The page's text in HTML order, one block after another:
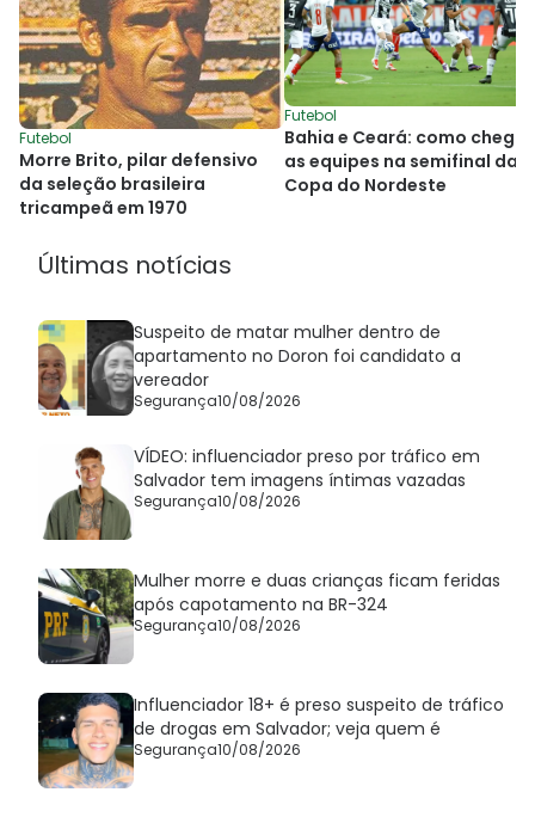
Futebol
Morre Brito, pilar defensivo
da seleção brasileira
tricampeã em 1970
Futebol
Bahia e Ceará: como
as equipes na semifinal da
Copa do Nordeste
Últimas notícias
Suspeito de matar mulher dentro de
apartamento no Doron foi candidato a
vereador
Segurança10/08/2026
VÍDEO: influenciador preso por tráfico em
Salvador tem imagens íntimas vazadas
Segurança10/08/2026
Mulher morre e duas crianças ficam feridas
após capotamento na BR-324
Segurança10/08/2026
Influenciador 18+ é preso suspeito de tráfico
de drogas em Salvador; veja quem é
Segurança10/08/2026